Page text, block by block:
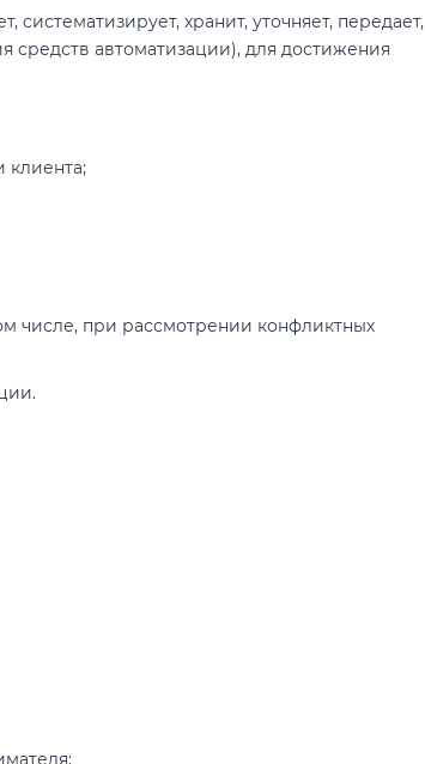
хранит, уточняет, передает,
средств автоматизации), для достижения
клиента;
числе, при рассмотрении конфликтных